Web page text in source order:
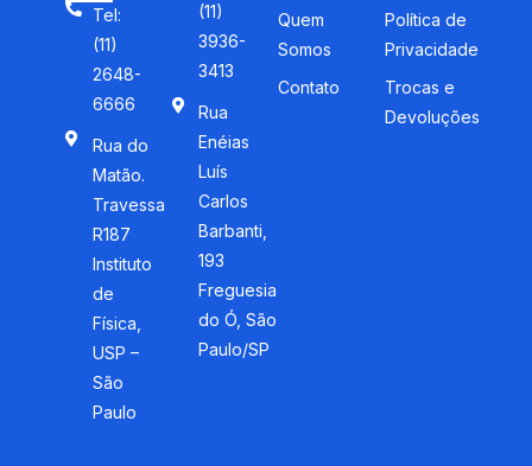
Tel:
(11)
2648-
6666
Rua do
Matão.
Travessa
R187
Instituto
de
Física,
USP –
São
Paulo
(11)
3936-
3413
Rua
Enéias
Luís
Carlos
Barbanti,
193
Freguesia
do Ó, São
Paulo/SP
Quem
Somos
Contato
Política de
Privacidade
Trocas e
Devoluções